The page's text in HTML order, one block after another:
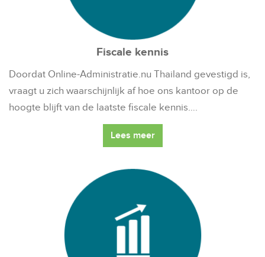
Fiscale kennis
Doordat Online-Administratie.nu Thailand gevestigd is,
vraagt u zich waarschijnlijk af hoe ons kantoor op de
hoogte blijft van de laatste fiscale kennis….
Lees meer